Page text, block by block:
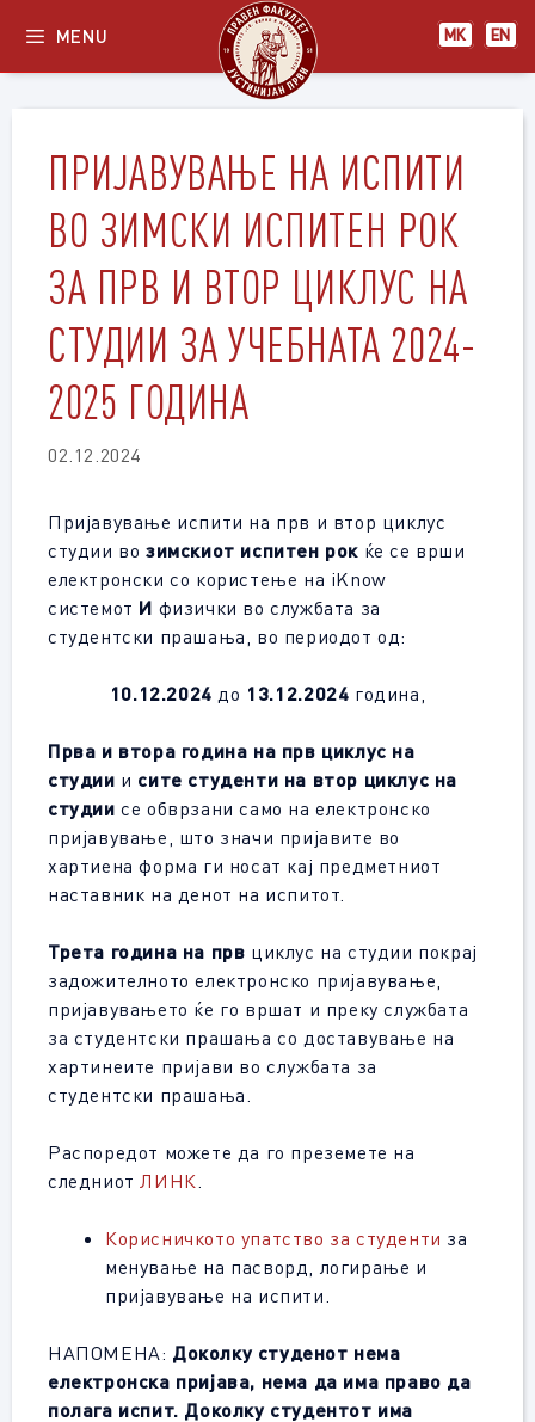
content
МК EN
MENU
ПРИЈАВУВАЊЕ НА ИСПИТИ
ВО ЗИМСКИ ИСПИТЕН РОК
ЗА ПРВ И ВТОР ЦИКЛУС НА
СТУДИИ ЗА УЧЕБНАТА 2024-
2025 ГОДИНА
02.12.2024
Пријавување испити на прв и втор циклус
студии во зимскиот испитен рок ќе се врши
електронски со користење на iKnow
системот И физички во службата за
студентски прашања, во периодот од:
10.12.2024 до 13.12.2024 година,
Прва и втора година на прв циклус на
студии и сите студенти на втор циклус на
студии се обврзани само на електронско
пријавување, што значи пријавите во
хартиена форма ги носат кај предметниот
наставник на денот на испитот.
Трета година на прв циклус на студии покрај
задожителното електронско пријавување,
пријавувањето ќе го вршат и преку службата
за студентски прашања со доставување на
хартинеите пријави во службата за
студентски прашања.
Распоредот можете да го преземете на
следниотЛИНК.
Корисничкото упатство за студенти за
менување на пасворд, логирање и
пријавување на испити.
НАПОМЕНА: Доколку студенот нема
електронска пријава, нема да има право да
полага испит. Доколку студентот има